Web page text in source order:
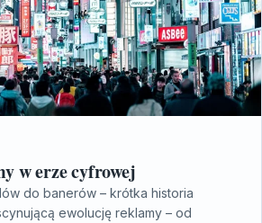
w erze cyfrowej
do banerów – krótka historia
ewolucję reklamy – od